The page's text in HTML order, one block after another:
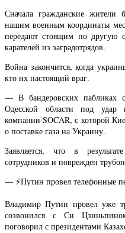
Сначала гражданские жители
нашим военным координаты
передают стоящим по другую
карателей из заградотрядов.
Война закончится, когда
кто их настоящий враг.
— В бандеровских пабликах
Одесской области под удар
компании SOCAR, с которой
о поставке газа на Украину.
Заявляется, что в
сотрудников и поврежден
— ⚡️Путин провел телефонные
Владимир Путин провел уже
созвонился с Си
поговорил с президентами